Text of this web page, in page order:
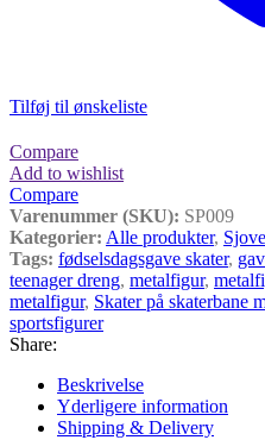
Tilføj til ønskeliste
Compare
Add to wishlist
Compare
Varenummer (SKU): SP009
Kategorier: Alle produkter,
Tags: fødselsdagsgave skater,
teenager dreng, metalfigur,
metalfigur, Skater på skaterbane
sportsfigurer
Share:
Beskrivelse
Yderligere information
Shipping & Delivery